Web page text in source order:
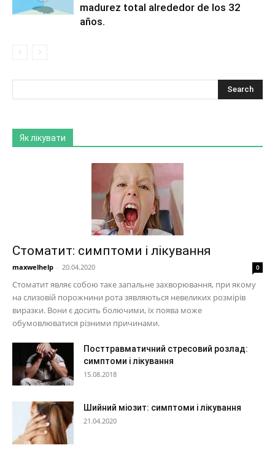
madurez total alrededor de los 32
años.
Як лікувати
Стоматит: симптоми і лікування
maxwelhelp - 20.04.2020 0
Стоматит являє собою таке запальне захворювання, при якому
на слизовій порожнини рота зявляються невеликих розмірів
виразки. Вони є досить болючими, їх поява може
обумовлюватися різними причинами.
Посттравматичний стресовий розлад:
симптоми і лікування
15.08.2018
Шийний міозит: симптоми і лікування
21.04.2020